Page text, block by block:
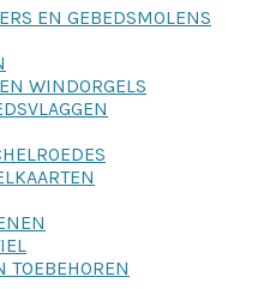
EN GEBEDSMOLENS
WINDORGELS
TOEBEHOREN